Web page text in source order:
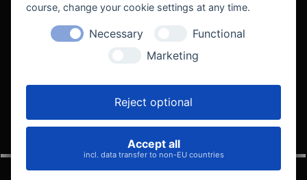
VELOCITY AUTOMOTIVE
course, change your cookie settings at any time.
Necessary
Functional
Marketing
Reject optional
Accept all
incl. data transfer to non-EU countries